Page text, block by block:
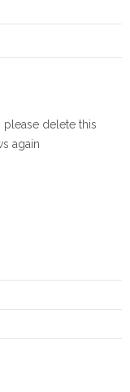
delete this
again